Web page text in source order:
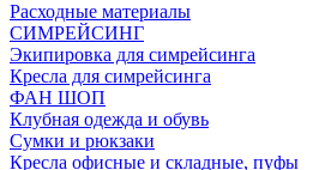
Расходные материалы
СИМРЕЙСИНГ
Экипировка для симрейсинга
Кресла для симрейсинга
ФАН ШОП
Клубная одежда и обувь
Сумки и рюкзаки
Кресла офисные и складные, пуфы